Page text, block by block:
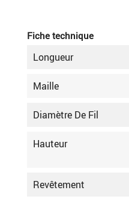
Fiche technique
Longueur
Maille
Diamètre De Fil
Hauteur
Revêtement